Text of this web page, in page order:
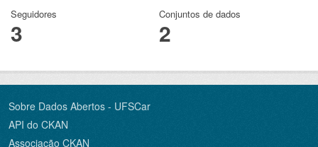
Seguidores
3
Conjuntos de dados
2
Sobre Dados Abertos - UFSCar
API do CKAN
Associação CKAN